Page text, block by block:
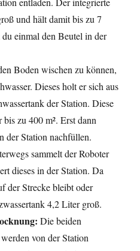
und hält damit bis zu 7
einmal den Beutel in der
Boden wischen zu können,
Dieses holt er sich aus
der Station. Diese
zu 400 m². Erst dann
der Station nachfüllen.
sammelt der Roboter
dieses in der Station. Da
der Strecke bleibt oder
4,2 Liter groß.
Die beiden
von der Station